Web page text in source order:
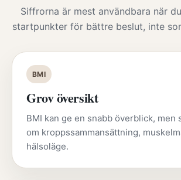
Siffrorna är mest användbara när
startpunkter för bättre beslut, inte
BMI
Grov översikt
BMI kan ge en snabb överblick, men
om kroppssammansättning,
hälsoläge.